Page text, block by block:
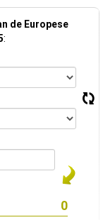
de Europese
: